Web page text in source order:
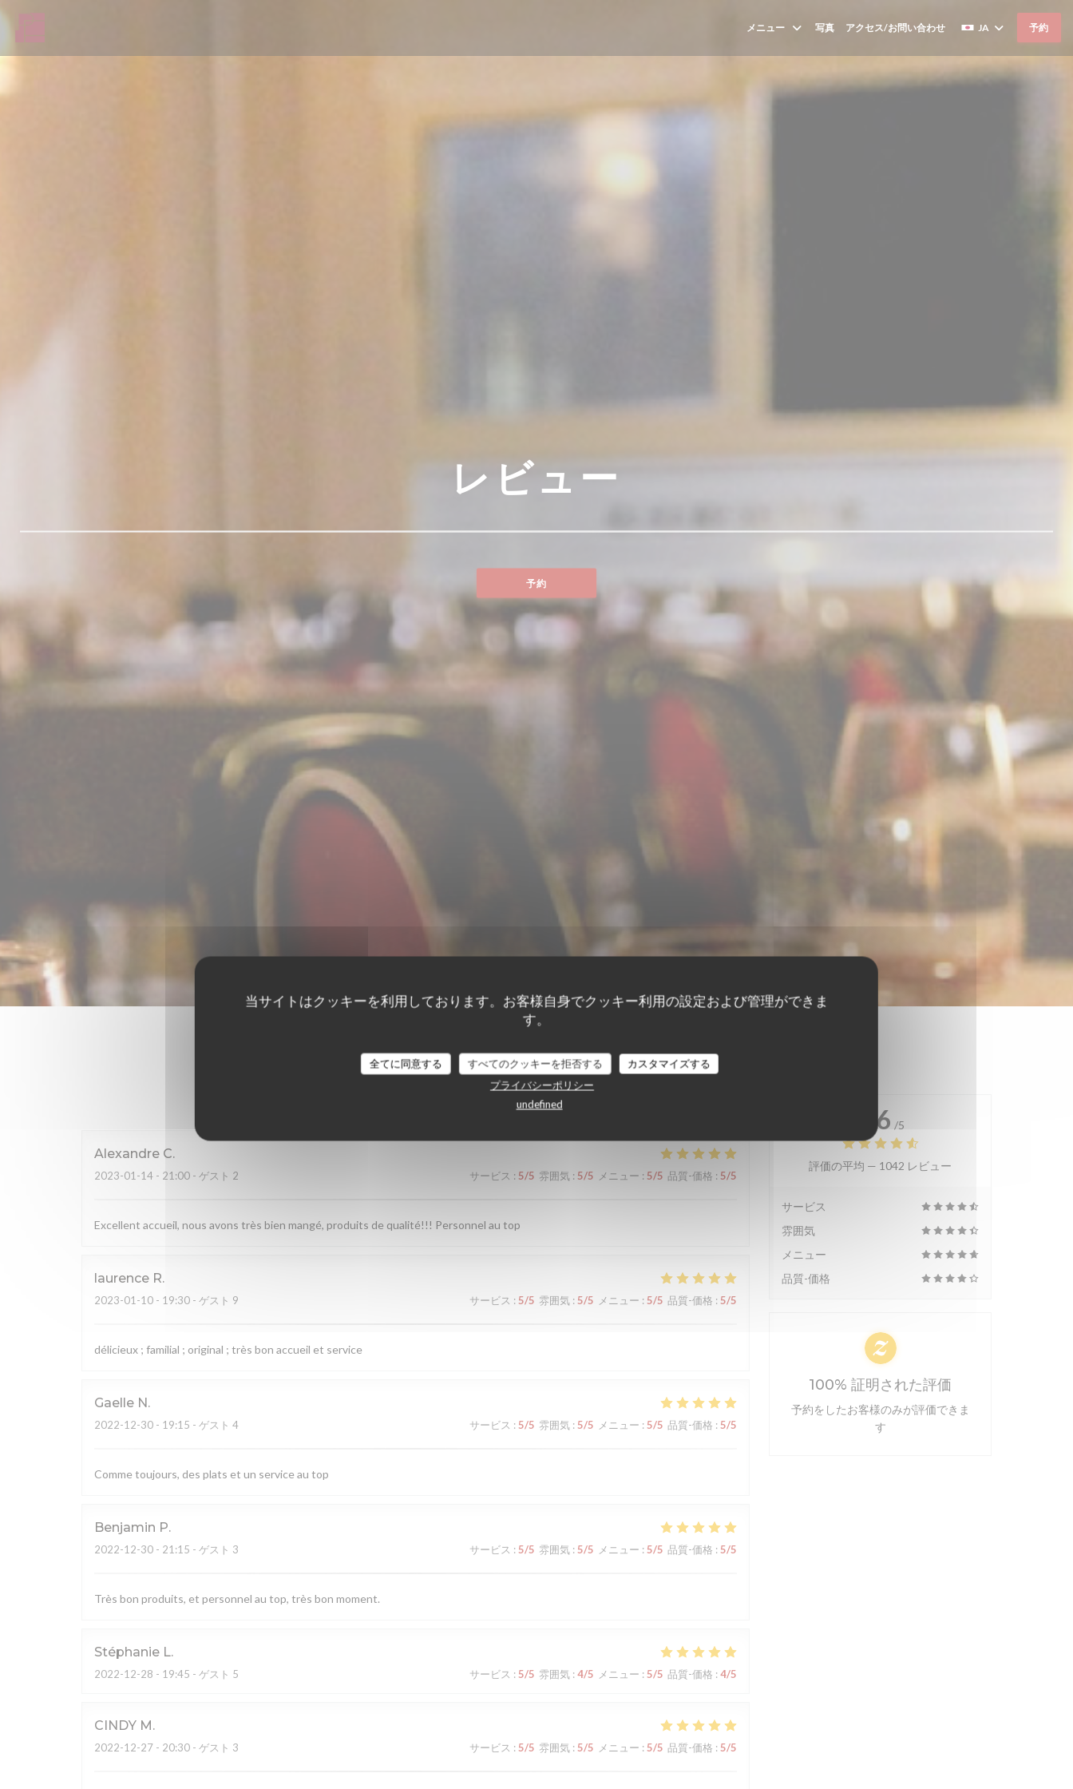
当サイトはクッキーを利用しております。お客様自身でクッキー利用の設定および管理ができま
す。
全てに同意する すべてのクッキーを拒否する
カスタマイズする
プライバシーポリシー
undefined
メニュー 写真 アクセス/お問い合わせ JA 予約
レビュー
予約
Alexandre C
2023-01-14 - 21:00 - ゲスト 2 サービス : 5/5 雰囲気 : 5/5 メニュー : 5/5 品質-価格 : 5/5
Excellent accueil, nous avons très bien mangé, produits de qualité!!! Personnel au top
laurence R
2023-01-10 - 19:30 - ゲスト 9 サービス : 5/5 雰囲気 : 5/5 メニュー : 5/5 品質-価格 : 5/5
délicieux ; familial ; original ; très bon accueil et service
Gaelle N
2022-12-30 - 19:15 - ゲスト 4 サービス : 5/5 雰囲気 : 5/5 メニュー : 5/5 品質-価格 : 5/5
Comme toujours, des plats et un service au top
Benjamin P
2022-12-30 - 21:15 - ゲスト 3 サービス : 5/5 雰囲気 : 5/5 メニュー : 5/5 品質-価格 : 5/5
Très bon produits, et personnel au top, très bon moment.
Stéphanie L
2022-12-28 - 19:45 - ゲスト 5 サービス : 5/5 雰囲気 : 4/5 メニュー : 5/5 品質-価格 : 4/5
CINDY M
2022-12-27 - 20:30 - ゲスト 3 サービス : 5/5 雰囲気 : 5/5 メニュー : 5/5 品質-価格 : 5/5
4.6 /5
評価の平均 — 1042 レビュー
サービス
雰囲気
メニュー
品質-価格
100% 証明された評価
予約をしたお客様のみが評価できま
す